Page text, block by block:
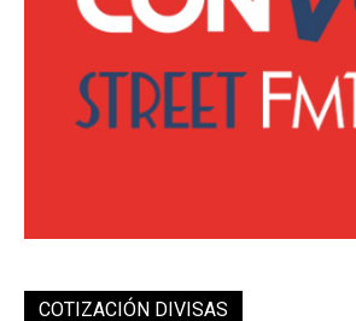
COTIZACIÓN DIVISAS